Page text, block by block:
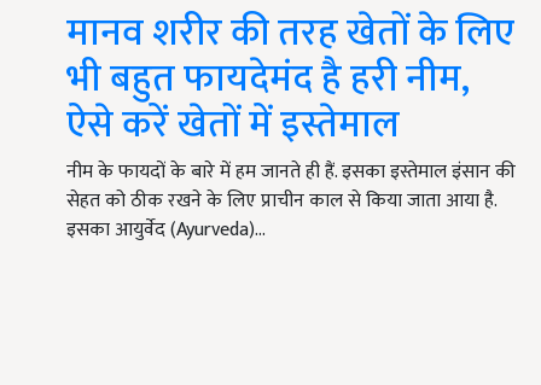
मानव शरीर की तरह खेतों के लिए
भी बहुत फायदेमंद है हरी नीम,
ऐसे करें खेतों में इस्तेमाल
नीम के फायदों के बारे में हम जानते ही हैं. इसका इस्तेमाल इंसान की
सेहत को ठीक रखने के लिए प्राचीन काल से किया जाता आया है.
इसका आयुर्वेद (Ayurveda)…